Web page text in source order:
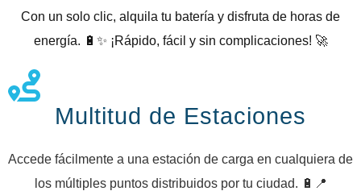
Con un solo clic, alquila tu batería y disfruta de horas de
energía. 🔋✨ ¡Rápido, fácil y sin complicaciones! 🚀
Multitud de Estaciones
Accede fácilmente a una estación de carga en cualquiera de
los múltiples puntos distribuidos por tu ciudad. 🔋📍